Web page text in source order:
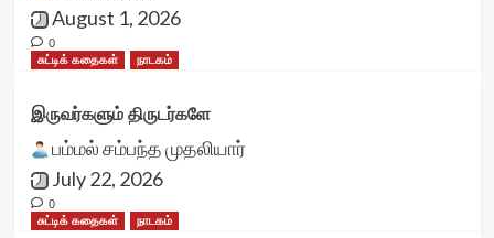
August 1, 2026
0
சுட்டிக் கதைகள்
நாடகம்
இருவர்களும் திருடர்களே
பம்மல் சம்பந்த முதலியார்
July 22, 2026
0
சுட்டிக் கதைகள்
நாடகம்